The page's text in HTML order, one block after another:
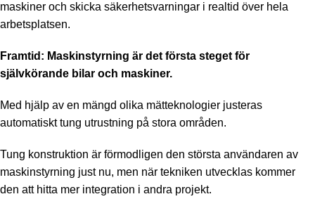
maskiner och skicka säkerhetsvarningar i realtid över hela
arbetsplatsen.
Framtid: Maskinstyrning är det första steget för
självkörande bilar och maskiner.
Med hjälp av en mängd olika mätteknologier justeras
automatiskt tung utrustning på stora områden.
Tung konstruktion är förmodligen den största användaren av
maskinstyrning just nu, men när tekniken utvecklas kommer
den att hitta mer integration i andra projekt.